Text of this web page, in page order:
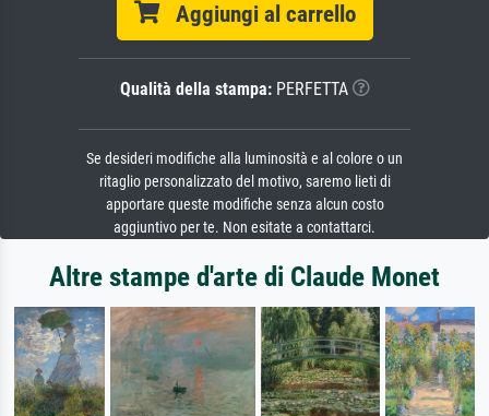
Aggiungi al carrello
Qualità della stampa:PERFETTA
Se desideri modifiche alla luminosità e al colore o un
ritaglio personalizzato del motivo, saremo lieti di
apportare queste modifiche senza alcun costo
aggiuntivo per te. Non esitate a contattarci.
Altre stampe d'arte di Claude Monet